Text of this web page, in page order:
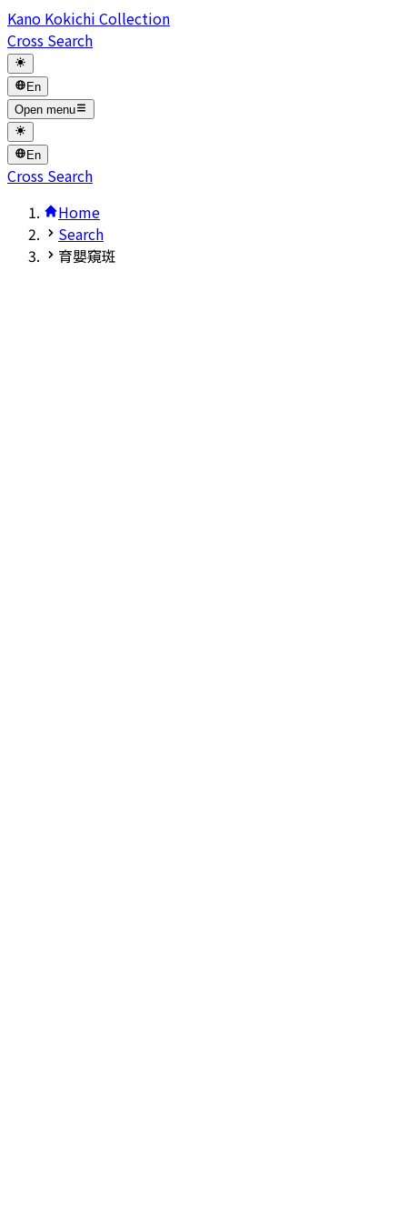
Kano Kokichi Collection
Cross Search
En
Open menu
En
Cross Search
Home
Search
育嬰窺斑